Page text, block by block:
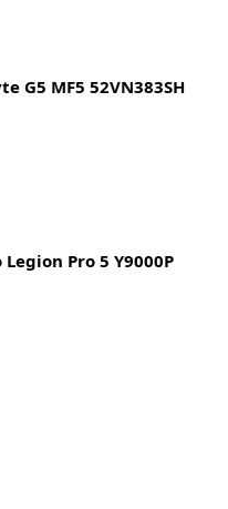
G5 MF5 52VN383SH
Pro 5 Y9000P